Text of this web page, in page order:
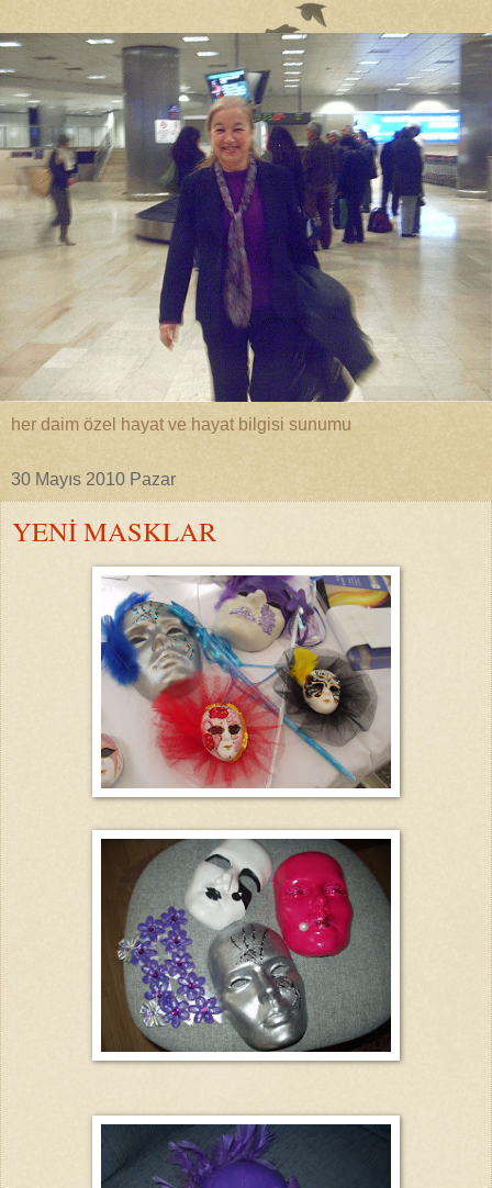
her daim özel hayat ve hayat bilgisi sunumu
30 Mayıs 2010 Pazar
YENİ MASKLAR